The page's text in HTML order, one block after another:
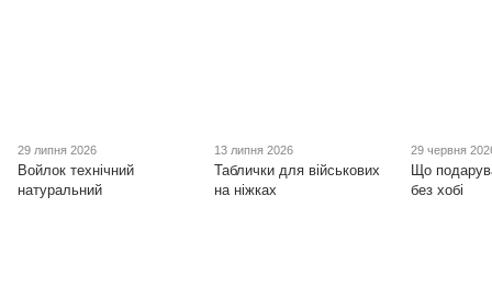
29 липня 2026
Войлок технічний
натуральний
13 липня 2026
Таблички для військових
на ніжках
29 червня
Що
без хобі